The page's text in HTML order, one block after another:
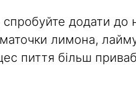
додати до
лимона,
пиття більш